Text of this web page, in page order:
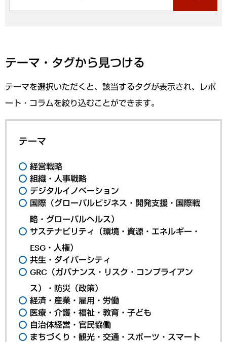
テーマ・タグから見つける
テーマを選択いただくと、該当するタグが表示され、レポ
ート・コラムを絞り込むことができます。
テーマ
経営戦略
組織・人事戦略
デジタルイノベーション
国際（グローバルビジネス・開発支援・国際戦
略・グローバルヘルス）
サステナビリティ（環境・資源・エネルギー・
ESG・人権）
共生・ダイバーシティ
GRC（ガバナンス・リスク・コンプライアン
ス）・防災（政策）
経済・産業・雇用・労働
医療・介護・福祉・教育・子ども
自治体経営・官民協働
まちづくり・観光・交通・スポーツ・スマート